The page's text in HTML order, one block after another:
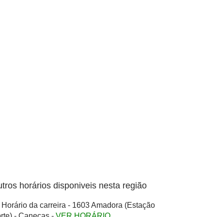
horários disponiveis nesta região
Horário da carreira - 1603 Amadora (Estação